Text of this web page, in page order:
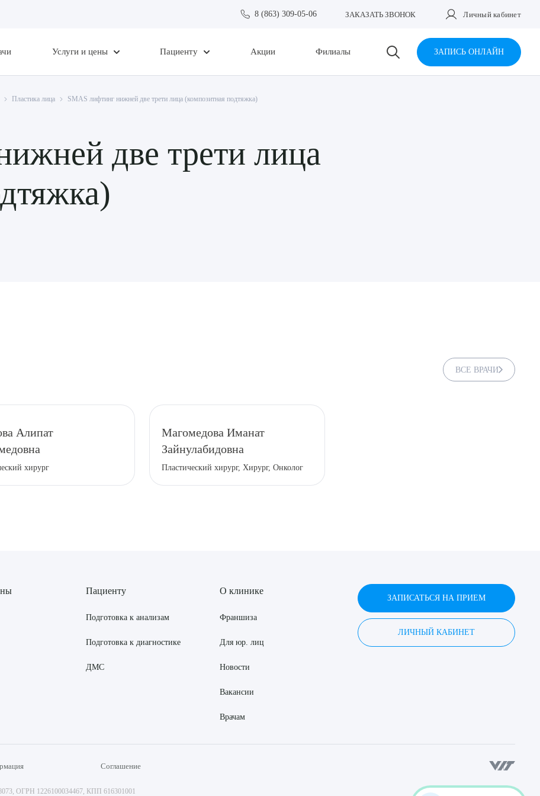
8 (863) 309-05-06 ЗАКАЗАТЬ ЗВОНОК Личный кабинет
Услуги и цены Пациенту Акции Филиалы ЗАПИСЬ ОНЛАЙН
Пластика лица SMAS лифтинг нижней две трети лица (композитная подтяжка)
две трети лица
ВСЕ ВРАЧИ
Алипат
хирург
Магомедова Иманат
Зайнулабидовна
Пластический хирург, Хирург, Онколог
Пациенту
Подготовка к анализам
Подготовка к диагностике
ДМС
О клинике
Франшиза
Для юр. лиц
Новости
Вакансии
Врачам
ЗАПИСАТЬСЯ НА ПРИЕМ
ЛИЧНЫЙ КАБИНЕТ
Соглашение
ОГРН 1226100034467, КПП 616301001
ОТПРАВИТЬ Я даю согласие на обработку персональных данных
ПОДТВЕРДИТЬ